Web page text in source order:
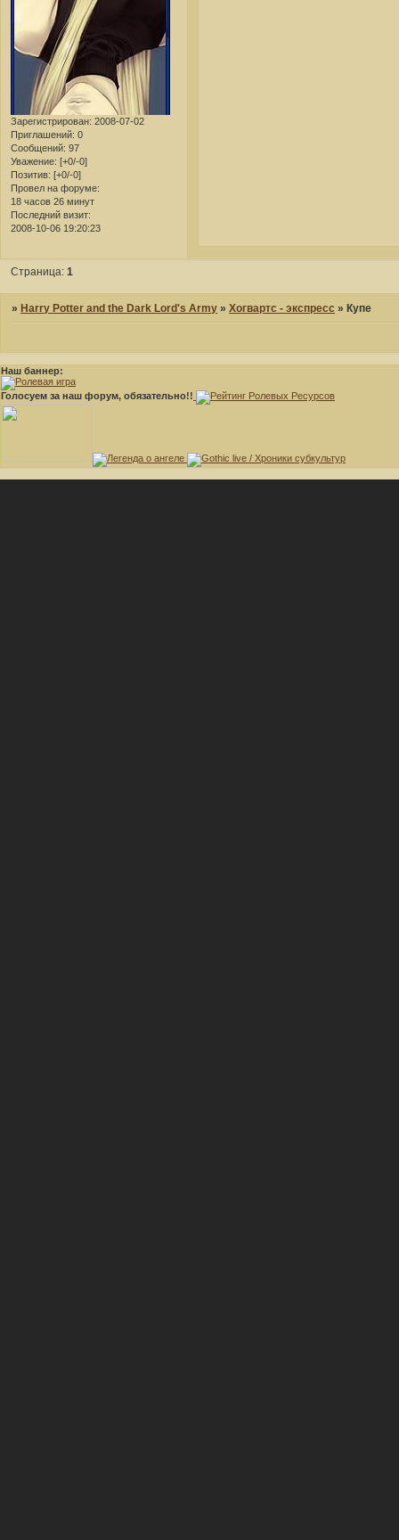
Зарегистрирован: 2008-07-02
Приглашений: 0
Сообщений: 97
Уважение: [+0/-0]
Позитив: [+0/-0]
Провел на форуме:
18 часов 26 минут
Последний визит:
2008-10-06 19:20:23
Страница:1
» Harry Potter and the Dark Lord's Army »Хогвартс - экспресс » Купе
Наш баннер:
Голосуем за наш форум, обязательно!!